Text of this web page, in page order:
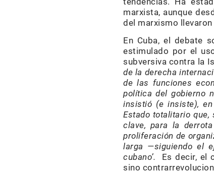
marxista, aunque
del marxismo
En Cuba, el debate
estimulado por el
subversiva contra la
de la derecha
de las funciones
política del gobierno
insistió (e insiste),
Estado totalitario
clave, para la
proliferación de
larga —siguiendo el
cubano’. Es decir, el
sino